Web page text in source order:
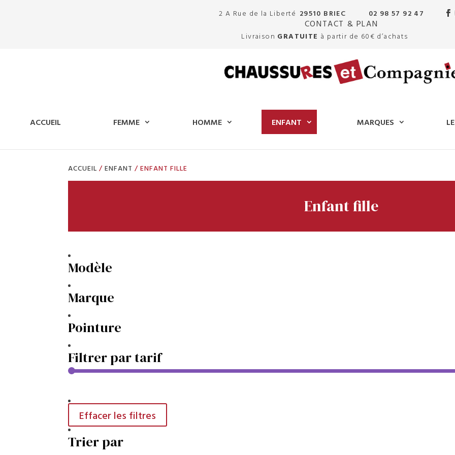
2 A Rue de la Liberté 29510 BRIEC 02 98 57 92 47
Livraison GRATUITE à partir de 60€ d’achats
CONTACT & PLAN
ACCUEIL FEMME HOMME ENFANT MARQUES
ACCUEIL /ENFANT / ENFANT FILLE
Enfant fille
Modèle
Marque
Pointure
Filtrer par tarif
Effacer les filtres
Trier par